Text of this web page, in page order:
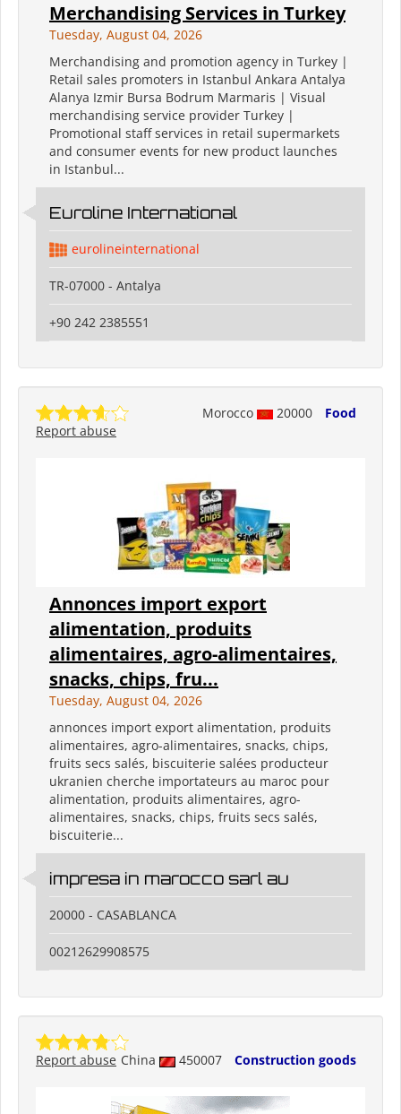
Merchandising Services in Turkey
Tuesday, August 04, 2026
Merchandising and promotion agency in Turkey |
Retail sales promoters in Istanbul Ankara Antalya
Alanya Izmir Bursa Bodrum Marmaris | Visual
merchandising service provider Turkey |
Promotional staff services in retail supermarkets
and consumer events for new product launches
in Istanbul...
Euroline International
eurolineinternational
TR-07000 - Antalya
+90 242 2385551
Morocco 20000
Food
Report abuse
Annonces import export
alimentation, produits
alimentaires, agro-alimentaires,
snacks, chips, fru...
Tuesday, August 04, 2026
annonces import export alimentation, produits
alimentaires, agro-alimentaires, snacks, chips,
fruits secs salés, biscuiterie salées producteur
ukranien cherche importateurs au maroc pour
alimentation, produits alimentaires, agro-
alimentaires, snacks, chips, fruits secs salés,
biscuiterie...
impresa in marocco sarl au
20000 - CASABLANCA
00212629908575
China 450007 Construction goods
Report abuse